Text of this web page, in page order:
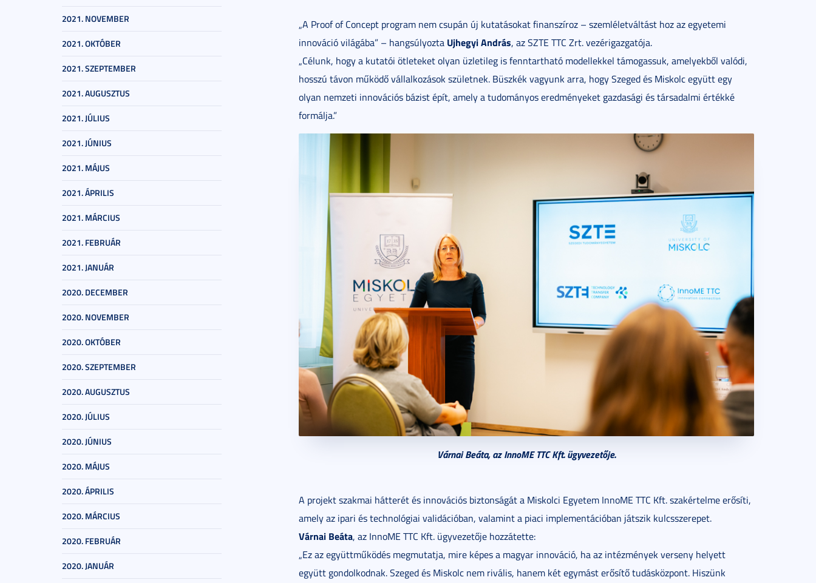
2021. NOVEMBER
2021. OKTÓBER
2021. SZEPTEMBER
2021. AUGUSZTUS
2021. JÚLIUS
2021. JÚNIUS
2021. MÁJUS
2021. ÁPRILIS
2021. MÁRCIUS
2021. FEBRUÁR
2021. JANUÁR
2020. DECEMBER
2020. NOVEMBER
2020. OKTÓBER
2020. SZEPTEMBER
2020. AUGUSZTUS
2020. JÚLIUS
2020. JÚNIUS
2020. MÁJUS
2020. ÁPRILIS
2020. MÁRCIUS
2020. FEBRUÁR
2020. JANUÁR
„A Proof of Concept program nem csupán új kutatásokat finanszíroz – szemléletváltást hoz az egyetemi
innováció világába” – hangsúlyozta Ujhegyi András, az SZTE TTC Zrt. vezérigazgatója.
„Célunk, hogy a kutatói ötleteket olyan üzletileg is fenntartható modellekkel támogassuk, amelyekből valódi,
hosszú távon működő vállalkozások születnek. Büszkék vagyunk arra, hogy Szeged és Miskolc együtt egy
olyan nemzeti innovációs bázist épít, amely a tudományos eredményeket gazdasági és társadalmi értékké
formálja.”
Várnai Beáta, az InnoME TTC Kft. ügyvezetője.
A projekt szakmai hátterét és innovációs biztonságát a Miskolci Egyetem InnoME TTC Kft. szakértelme erősíti,
amely az ipari és technológiai validációban, valamint a piaci implementációban játszik kulcsszerepet.
Várnai Beáta, az InnoME TTC Kft. ügyvezetője hozzátette:
„Ez az együttműködés megmutatja, mire képes a magyar innováció, ha az intézmények verseny helyett
együtt gondolkodnak. Szeged és Miskolc nem rivális, hanem két egymást erősítő tudásközpont. Hiszünk